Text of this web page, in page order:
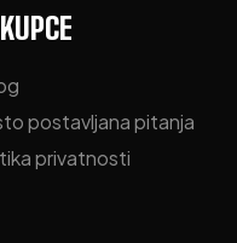
postavljana pitanja
privatnosti